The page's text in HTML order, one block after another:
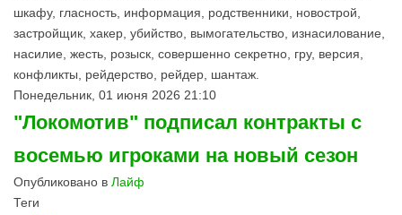
шкафу, гласность, информация, родственники, новострой,
застройщик, хакер, убийство, вымогательство, изнасилование,
насилие, жесть, розыск, совершенно секретно, гру, версия,
конфликты, рейдерство, рейдер, шантаж.
Понедельник, 01 июня 2026 21:10
"Локомотив" подписал контракты с
восемью игроками на новый сезон
Опубликовано в Лайф
Теги